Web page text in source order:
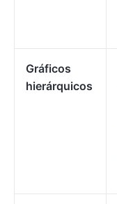
Gráficos
hierárquicos